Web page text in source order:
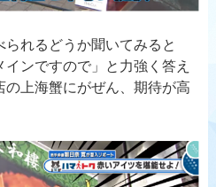
れるどうか聞いてみると
インですので」と力強く答え
上海蟹にがぜん、期待が高